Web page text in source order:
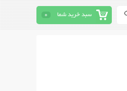
سبد خرید شما 0